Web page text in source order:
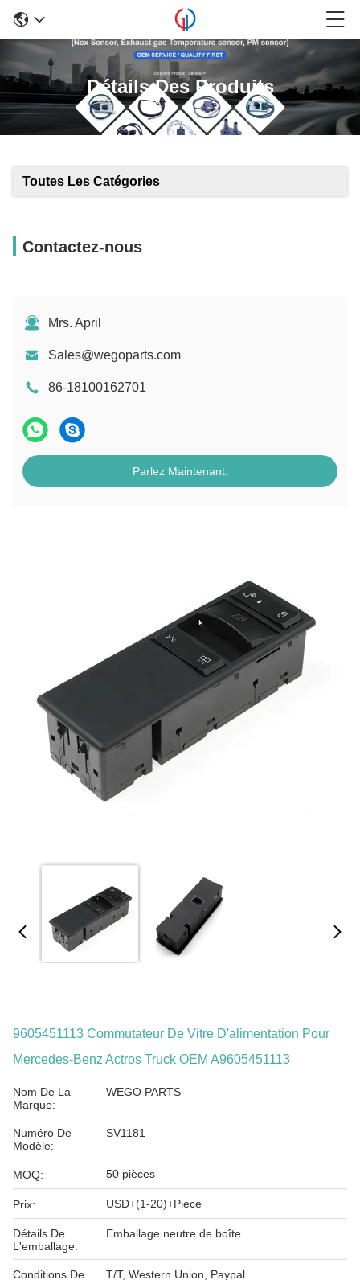
Détails Des Produits
Toutes Les Catégories
Contactez-nous
Mrs. April
Sales@wegoparts.com
86-18100162701
Parlez Maintenant.
9605451113 Commutateur De Vitre D'alimentation Pour
Mercedes-Benz Actros Truck OEM A9605451113
Nom De La
Marque:
WEGO PARTS
Numéro De
Modèle:
SV1181
MOQ: 50 pièces
Prix: USD+(1-20)+Piece
Détails De
L'emballage:
Emballage neutre de boîte
Conditions De
T/T, Western Union, Paypal